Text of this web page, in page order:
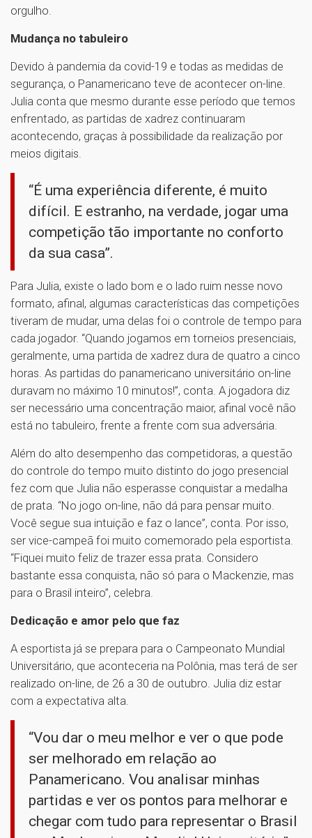
orgulho.
Mudança no tabuleiro
Devido à pandemia da covid-19 e todas as medidas de
segurança, o Panamericano teve de acontecer on-line.
Julia conta que mesmo durante esse período que temos
enfrentado, as partidas de xadrez continuaram
acontecendo, graças à possibilidade da realização por
meios digitais.
“É uma experiência diferente, é muito
difícil. E estranho, na verdade, jogar uma
competição tão importante no conforto
da sua casa”.
Para Julia, existe o lado bom e o lado ruim nesse novo
formato, afinal, algumas características das competições
tiveram de mudar, uma delas foi o controle de tempo para
cada jogador. “Quando jogamos em torneios presenciais,
geralmente, uma partida de xadrez dura de quatro a cinco
horas. As partidas do panamericano universitário on-line
duravam no máximo 10 minutos!”, conta. A jogadora diz
ser necessário uma concentração maior, afinal você não
está no tabuleiro, frente a frente com sua adversária.
Além do alto desempenho das competidoras, a questão
do controle do tempo muito distinto do jogo presencial
fez com que Julia não esperasse conquistar a medalha
de prata. “No jogo on-line, não dá para pensar muito.
Você segue sua intuição e faz o lance”, conta. Por isso,
ser vice-campeã foi muito comemorado pela esportista.
“Fiquei muito feliz de trazer essa prata. Considero
bastante essa conquista, não só para o Mackenzie, mas
para o Brasil inteiro”, celebra.
Dedicação e amor pelo que faz
A esportista já se prepara para o Campeonato Mundial
Universitário, que aconteceria na Polônia, mas terá de ser
realizado on-line, de 26 a 30 de outubro. Julia diz estar
com a expectativa alta.
“Vou dar o meu melhor e ver o que pode
ser melhorado em relação ao
Panamericano. Vou analisar minhas
partidas e ver os pontos para melhorar e
chegar com tudo para representar o Brasil